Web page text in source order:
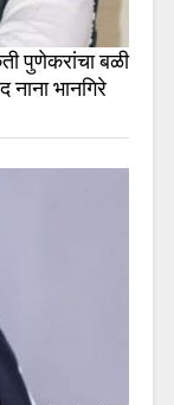
पुणेकरांचा बळी
नाना भानगिरे